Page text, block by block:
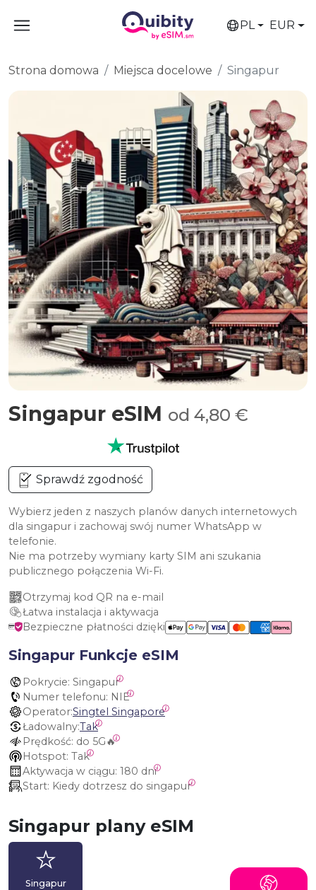
PL EUR
Strona domowa Miejsca docelowe Singapur
Singapur eSIM od 4,80 €
Sprawdź zgodność
Wybierz jeden z naszych planów danych internetowych
dla singapur i zachowaj swój numer WhatsApp w
telefonie.
Nie ma potrzeby wymiany karty SIM ani szukania
publicznego połączenia Wi-Fi.
Otrzymaj kod QR na e-mail
Łatwa instalacja i aktywacja
Bezpieczne płatności dzięki
Singapur Funkcje eSIM
Pokrycie: Singapur
Numer telefonu: NIE
Operator:Singtel Singapore
Ładowalny:Tak
Prędkość: do 5G🔥
Hotspot: Tak
Aktywacja w ciągu: 180 dni
Start: Kiedy dotrzesz do singapur
Singapur plany eSIM
Singapur